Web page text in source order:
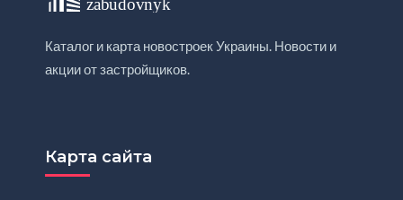
Каталог и карта новостроек Украины. Новости и
акции от застройщиков.
Карта сайта